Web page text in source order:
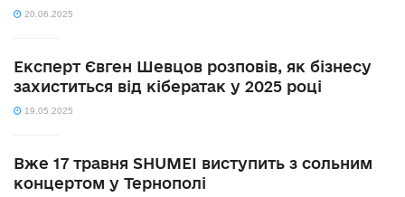
20.06.2025
Експерт Євген Шевцов розповів, як бізнесу
захиститься від кібератак у 2025 році
19.05.2025
Вже 17 травня SHUMEI виступить з сольним
концертом у Тернополі